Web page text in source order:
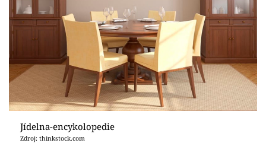
Bydlení
Zahrada
Design
Sledujte prima+
Přihlášení
Jídelna-encykolopedie
Zdroj: thinkstock.com